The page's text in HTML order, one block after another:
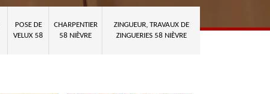
POSE DE
VELUX 58
CHARPENTIER
58 NIÈVRE
ZINGUEUR, TRAVAUX DE
ZINGUERIES 58 NIÈVRE